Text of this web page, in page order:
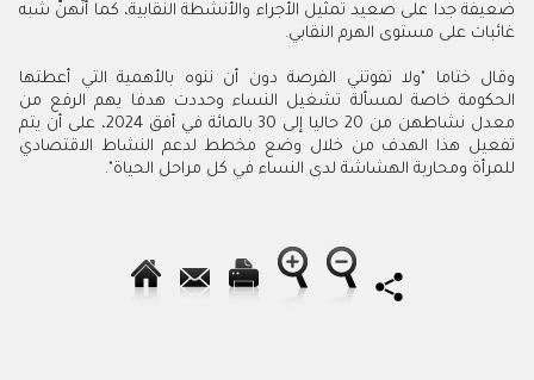
ضعيفة جدا على صعيد تمثيل الأجراء والأنشطة النقابية، كما أنّهنّ شبه
غائبات على مستوى الهرم النقابي.
وقال ختاما "ولا تفوتني الفرصة دون أن ننوه بالأهمية التي أعطتها
الحكومة خاصة لمسألة تشغيل النساء وحددت هدفا يهم الرفع من
معدل نشاطهن من 20 حاليا إلى 30 بالمائة في أفق 2024، على أن يتم
تفعيل هذا الهدف من خلال وضع مخطط لدعم النشاط الاقتصادي
للمرأة ومحاربة الهشاشة لدى النساء في كل مراحل الحياة".